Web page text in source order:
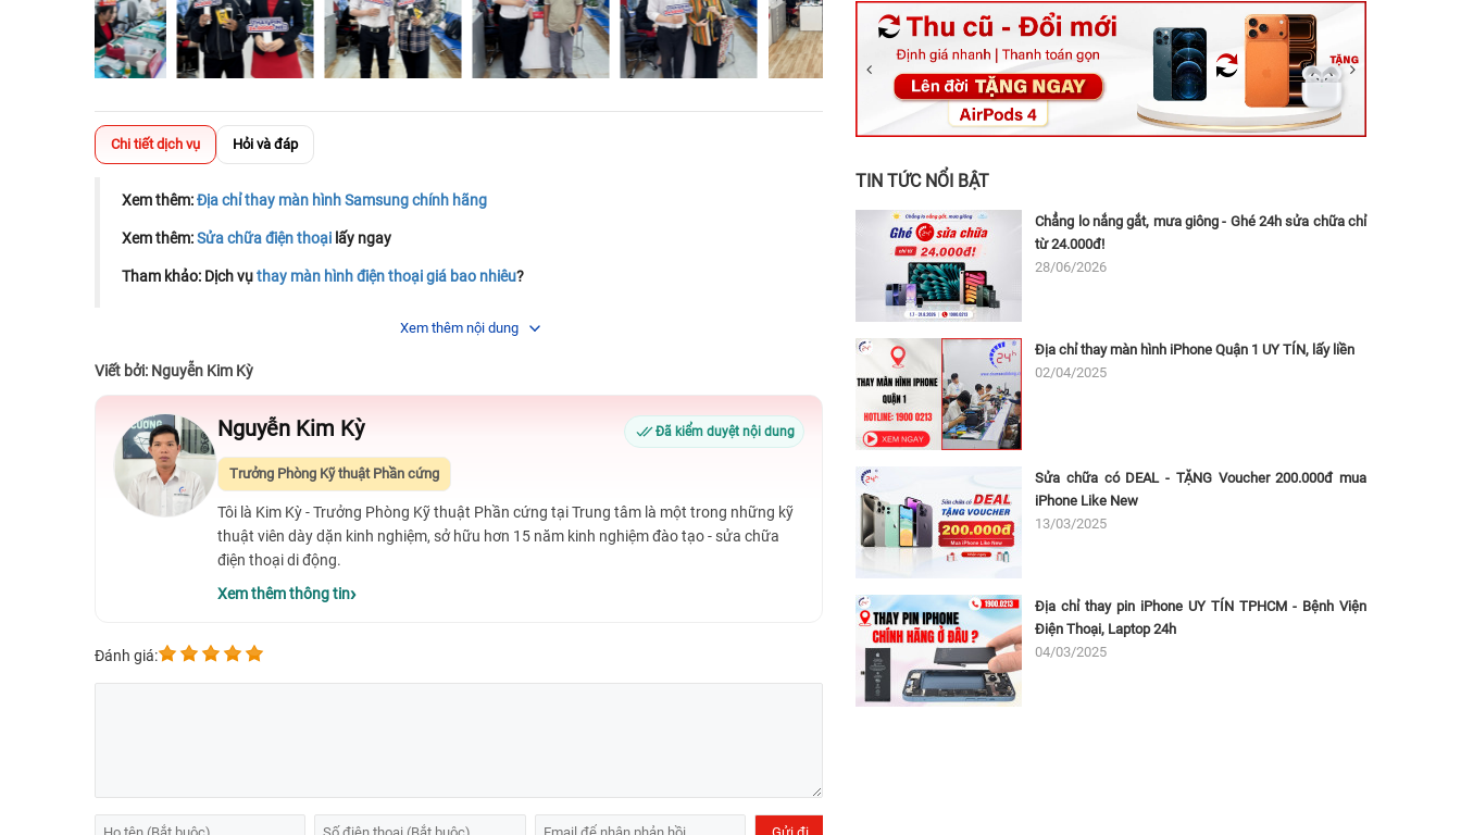
Chi tiết dịch vụ Hỏi và đáp
Xem thêm:Địa chỉ thay màn hình Samsung chính hãng
Xem thêm:Sửa chữa điện thoại lấy ngay
Tham khảo: Dịch vụthay màn hình điện thoại giá bao nhiêu?
Xem thêm nội dung
Viết bởi: Nguyễn Kim Kỳ
Nguyễn Kim Kỳ Đã kiểm duyệt nội dung
Trưởng Phòng Kỹ thuật Phần cứng
Tôi là Kim Kỳ - Trưởng Phòng Kỹ thuật Phần cứng tại Trung tâm là một trong những kỹ
thuật viên dày dặn kinh nghiệm, sở hữu hơn 15 năm kinh nghiệm đào tạo - sửa chữa
điện thoại di động.
Xem thêm thông tin
Đánh giá:
326 Lê Văn Việt, Tăng Nhơn Phú, Hồ Chí Minh (Q.9 TP. Thủ Đức cũ)
256 Võ Văn Ngân, Thủ Đức, Hồ Chí Minh (Bình Thọ, TP. Thủ Đức Cũ)
70 Nguyễn An Ninh, Dĩ An, Hồ Chí Minh (Bình Dương Cũ)
24h Vũng Tàu: 162A Ba Cu, Vũng Tàu, Hồ Chí Minh (TP. Vũng Tàu cũ)
TIN TỨC NỔI BẬT
Chẳng lo nắng gắt, mưa giông - Ghé 24h sửa chữa chỉ
từ 24.000đ!
28/06/2026
Địa chỉ thay màn hình iPhone Quận 1 UY TÍN, lấy liền
02/04/2025
Sửa chữa có DEAL - TẶNG Voucher 200.000đ mua
iPhone Like New
13/03/2025
Địa chỉ thay pin iPhone UY TÍN TPHCM - Bệnh Viện
Điện Thoại, Laptop 24h
04/03/2025